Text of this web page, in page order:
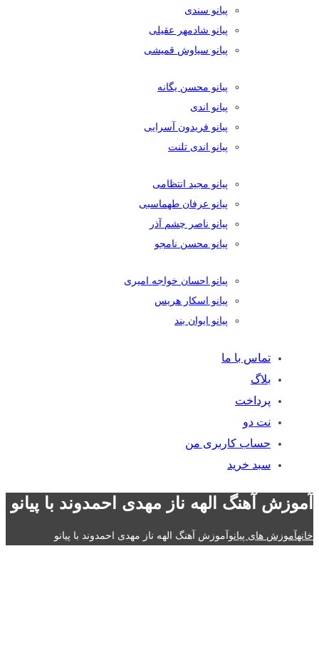
پیانو سندی
پیانو شادمهر عقیلی
پیانو سیاوش قمیشی
پیانو محسن یگانه
پیانو اندی
پیانو فریدون آسرایی
پیانو اندی تلنت
پیانو مجید انتظامی
پیانو عرفان طهماسبی
پیانو ناصر چشم آذر
پیانو محسن نامجو
پیانو احسان خواجه امیری
پیانو اسکار هریس
پیانو ایوان بند
تماس با ما
بلاگ
پرداخت
نت دو
حساب کاربری من
سبد خرید
آموزش آهنگ الهه ناز مهدی احمدوند با پیانو
خانهآموزش های پیانوآموزش آهنگ الهه ناز مهدی احمدوند با پیانو